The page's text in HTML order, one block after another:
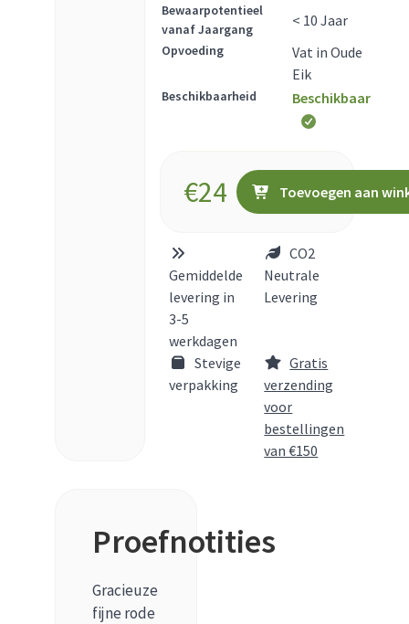
Bewaarpotentieel
vanaf Jaargang
< 10 Jaar
Opvoeding
Vat in Oude
Eik
Beschikbaarheid Beschikbaar
€24 Toevoegen aan
Gemiddelde
levering in
3-5
werkdagen
CO2
Neutrale
Levering
Stevige
verpakking
Gratis
verzending
voor
bestellingen
van €150
Proefnotities
Gracieuze
fijne rode